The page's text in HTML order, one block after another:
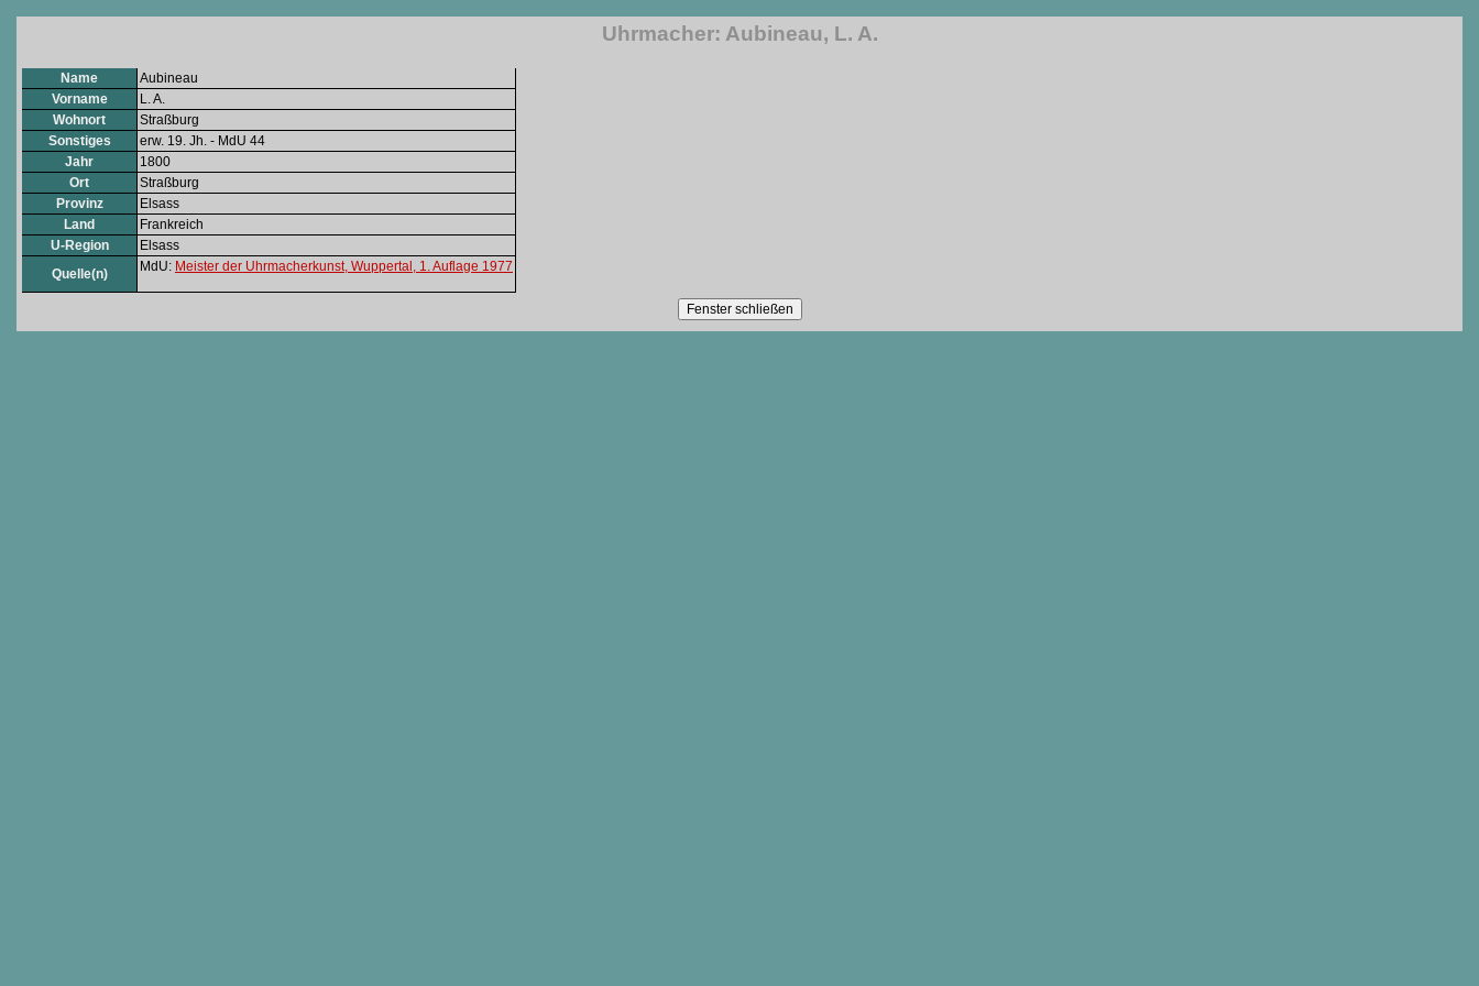
Uhrmacher: Aubineau, L. A.
Name
Aubineau
Vorname
L. A.
Wohnort
Straßburg
Sonstiges
erw. 19. Jh. - MdU 44
Jahr
1800
Ort
Straßburg
Provinz
Elsass
Land
Frankreich
U-Region
Elsass
Quelle(n)
MdU: Meister der Uhrmacherkunst, Wuppertal, 1. Auflage 1977